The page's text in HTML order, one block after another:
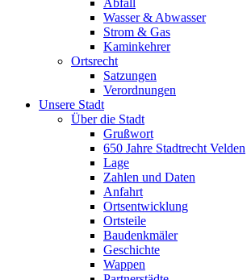
Abfall
Wasser & Abwasser
Strom & Gas
Kaminkehrer
Ortsrecht
Satzungen
Verordnungen
Unsere Stadt
Über die Stadt
Grußwort
650 Jahre Stadtrecht Velden
Lage
Zahlen und Daten
Anfahrt
Ortsentwicklung
Ortsteile
Baudenkmäler
Geschichte
Wappen